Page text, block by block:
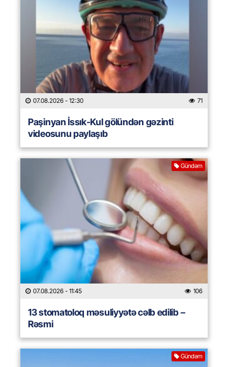
07.08.2026 - 12:30 71
Paşinyan İssık-Kul gölündən gəzinti
videosunu paylaşıb
Gündəm
07.08.2026 - 11:45 106
13 stomatoloq məsuliyyətə cəlb edilib –
Rəsmi
Gündəm